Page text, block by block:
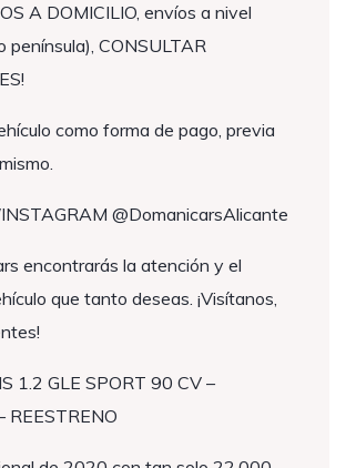
A DOMICILIO, envíos a nivel
península), CONSULTAR
como forma de pago, previa
@DomanicarsAlicante
encontrarás la atención y el
que tanto deseas. ¡Visítanos,
1.2 GLE SPORT 90 CV –
REESTRENO